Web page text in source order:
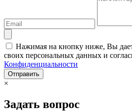
Нажимая на кнопку ниже, Вы
своих персональных данных и
Конфиденциальности
Отправить
×
Задать вопрос